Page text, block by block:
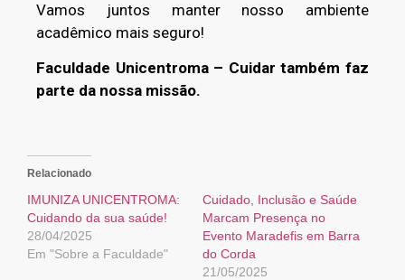
Vamos juntos manter nosso ambiente
acadêmico mais seguro!
Faculdade Unicentroma – Cuidar também faz
parte da nossa missão.
Relacionado
IMUNIZA UNICENTROMA:
Cuidando da sua saúde!
28/04/2025
Em "Sobre a Faculdade"
Cuidado, Inclusão e Saúde
Marcam Presença no
Evento Maradefis em Barra
do Corda
21/05/2025